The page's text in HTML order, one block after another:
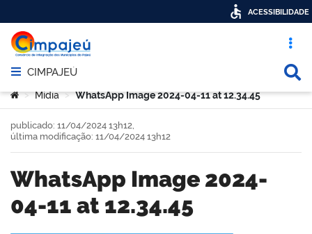
Acesso
Abrir menu principal de navegação
CIMPAJEÚ
Você está aqui:
> Mídia > WhatsApp Image 2024-04-11 at 12.34.45
WhatsApp Image 2024-
04-11 at 12.34.45
publicado: 11/04/2024 13h12,
última modificação: 11/04/2024 13h12
ACESSIBILIDADE